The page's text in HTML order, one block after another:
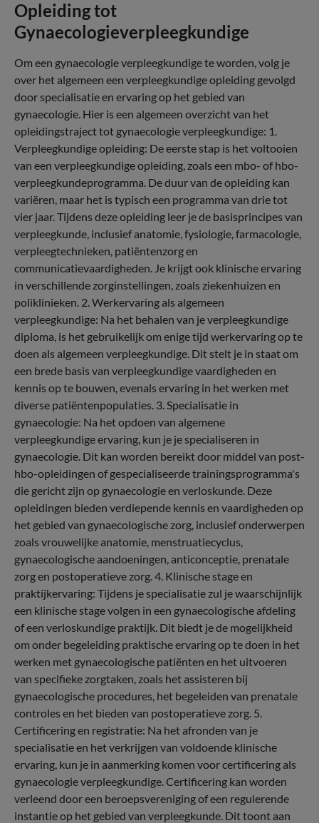
Opleiding tot
Gynaecologieverpleegkundige
Om een gynaecologie verpleegkundige te worden, volg je
over het algemeen een verpleegkundige opleiding gevolgd
door specialisatie en ervaring op het gebied van
gynaecologie. Hier is een algemeen overzicht van het
opleidingstraject tot gynaecologie verpleegkundige: 1.
Verpleegkundige opleiding: De eerste stap is het voltooien
van een verpleegkundige opleiding, zoals een mbo- of hbo-
verpleegkundeprogramma. De duur van de opleiding kan
variëren, maar het is typisch een programma van drie tot
vier jaar. Tijdens deze opleiding leer je de basisprincipes van
verpleegkunde, inclusief anatomie, fysiologie, farmacologie,
verpleegtechnieken, patiëntenzorg en
communicatievaardigheden. Je krijgt ook klinische ervaring
in verschillende zorginstellingen, zoals ziekenhuizen en
poliklinieken. 2. Werkervaring als algemeen
verpleegkundige: Na het behalen van je verpleegkundige
diploma, is het gebruikelijk om enige tijd werkervaring op te
doen als algemeen verpleegkundige. Dit stelt je in staat om
een brede basis van verpleegkundige vaardigheden en
kennis op te bouwen, evenals ervaring in het werken met
diverse patiëntenpopulaties. 3. Specialisatie in
gynaecologie: Na het opdoen van algemene
verpleegkundige ervaring, kun je je specialiseren in
gynaecologie. Dit kan worden bereikt door middel van post-
hbo-opleidingen of gespecialiseerde trainingsprogramma's
die gericht zijn op gynaecologie en verloskunde. Deze
opleidingen bieden verdiepende kennis en vaardigheden op
het gebied van gynaecologische zorg, inclusief onderwerpen
zoals vrouwelijke anatomie, menstruatiecyclus,
gynaecologische aandoeningen, anticonceptie, prenatale
zorg en postoperatieve zorg. 4. Klinische stage en
praktijkervaring: Tijdens je specialisatie zul je waarschijnlijk
een klinische stage volgen in een gynaecologische afdeling
of een verloskundige praktijk. Dit biedt je de mogelijkheid
om onder begeleiding praktische ervaring op te doen in het
werken met gynaecologische patiënten en het uitvoeren
van specifieke zorgtaken, zoals het assisteren bij
gynaecologische procedures, het begeleiden van prenatale
controles en het bieden van postoperatieve zorg. 5.
Certificering en registratie: Na het afronden van je
specialisatie en het verkrijgen van voldoende klinische
ervaring, kun je in aanmerking komen voor certificering als
gynaecologie verpleegkundige. Certificering kan worden
verleend door een beroepsvereniging of een regulerende
instantie op het gebied van verpleegkunde. Dit toont aan